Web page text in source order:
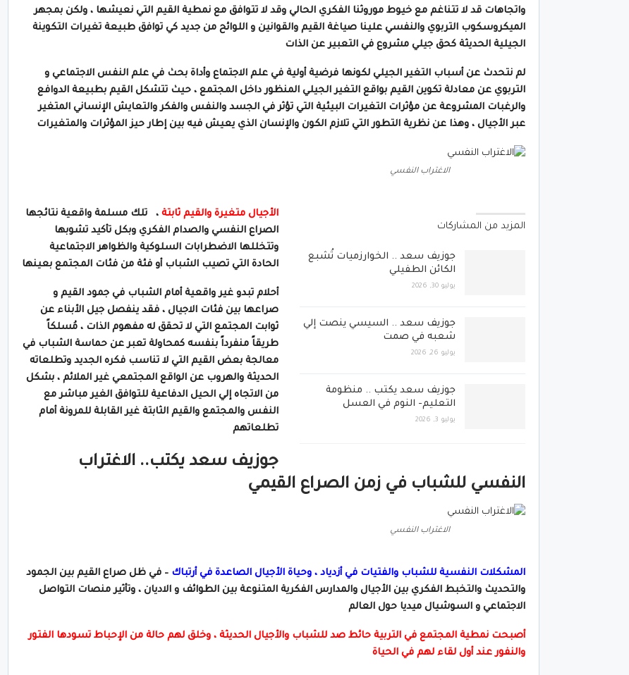
واتجاهات قد لا تتناغم مع خيوط موروثنا الفكري الحالي وقد لا تتوافق مع نمطية القيم التي نعيشها ، ولكن بمجهر
الميكروسكوب التربوي والنفسي علينا صياغة القيم والقوانين و اللوائح من جديد كي توافق طبيعة تغيرات التكوينة
الجيلية الحديثة كحق جيلي مشروع في التعبير عن الذات
لم نتحدث عن أسباب التغير الجيلي لكونها فرضية أولية في علم الاجتماع وأداة بحث في علم النفس الاجتماعي و
التربوي عن معادلة تكوين القيم بواقع التغير الجيلي المنظور داخل المجتمع ، حيث تتشكل القيم بطبيعة الدوافع
والرغبات المشروعة عن مؤثرات التغيرات البيئية التي تؤثر في الجسد والنفس والفكر والتعايش الإنساني المتغير
عبر الأجيال ، وهذا عن نظرية التطور التي تلازم الكون والإنسان الذي يعيش فيه بين إطار حيز المؤثرات والمتغيرات
الاغتراب النفسي
المزيد من المشاركات
جوزيف سعد .. الخوارزميات تُشبع
الكائن الطفيلي
يوليو 30, 2026
جوزيف سعد .. السيسي ينصت إلي
شعبه في صمت
يوليو 26, 2026
جوزيف سعد يكتب .. منظومة
التعليم- النوم في العسل
يوليو 3, 2026
الأجيال متغيرة والقيم ثابتة ، تلك مسلمة واقعية نتائجها
الصراع النفسي والصدام الفكري وبكل تأكيد تشوبها
وتتخللها الاضطرابات السلوكية والظواهر الاجتماعية
الحادة التي تصيب الشباب أو فئة من فئات المجتمع بعينها
أحلام تبدو غير واقعية أمام الشباب في جمود القيم و
صراعها بين فئات الاجيال ، فقد ينفصل جيل الأبناء عن
ثوابت المجتمع التي لا تحقق له مفهوم الذات ، مُسلكاً
طريقاً منفرداً بنفسه كمحاولة تعبر عن حماسة الشباب في
معالجة بعض القيم التي لا تناسب فكره الجديد وتطلعاته
الحديثة والهروب عن الواقع المجتمعي غير الملائم ، بشكل
من الاتجاه إلي الحيل الدفاعية للتوافق الغير مباشر مع
النفس والمجتمع والقيم الثابتة غير القابلة للمرونة أمام
تطلعاتهم
جوزيف سعد يكتب.. الاغتراب
النفسي للشباب في زمن الصراع القيمي
الاغتراب النفسي
المشكلات النفسية للشباب والفتيات في أزدياد ، وحياة الأجيال الصاعدة في أرتباك – في ظل صراع القيم بين الجمود
والتحديث والتخبط الفكري بين الأجيال والمدارس الفكرية المتنوعة بين الطوائف و الاديان ، وتأثير منصات التواصل
الاجتماعي و السوشيال ميديا حول العالم
أصبحت نمطية المجتمع في التربية حائط صد للشباب والأجيال الحديثة ، وخلق لهم حالة من الإحباط تسودها الفتور
والنفور عند أول لقاء لهم في الحياة